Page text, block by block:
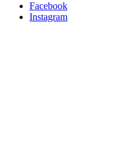
Facebook
Instagram